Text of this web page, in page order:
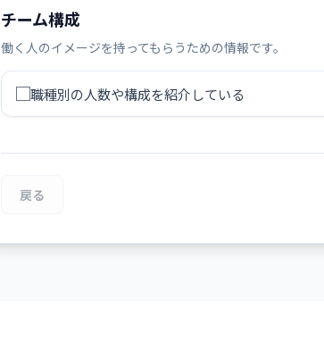
チーム構成
働く人のイメージを持ってもらうための情報です。
職種別の人数や構成を紹介している
戻る